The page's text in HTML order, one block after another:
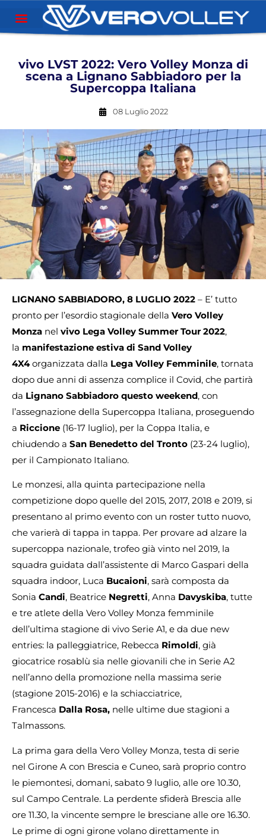
vivo LVST 2022: Vero Volley Monza di
scena a Lignano Sabbiadoro per la
Supercoppa Italiana
08 Luglio 2022
LIGNANO SABBIADORO, 8 LUGLIO 2022 – E’ tutto
pronto per l’esordio stagionale della Vero Volley
Monza nel vivo Lega Volley Summer Tour 2022,
la manifestazione estiva di Sand Volley
4X4organizzata dalla Lega Volley Femminile, tornata
dopo due anni di assenza complice il Covid, che partirà
da Lignano Sabbiadoro questo weekend, con
l’assegnazione della Supercoppa Italiana, proseguendo
a Riccione (16-17 luglio), per la Coppa Italia, e
chiudendo a San Benedetto del Tronto (23-24 luglio),
per il Campionato Italiano.
Le monzesi, alla quinta partecipazione nella
competizione dopo quelle del 2015, 2017, 2018 e 2019, si
presentano al primo evento con un roster tutto nuovo,
che varierà di tappa in tappa. Per provare ad alzare la
supercoppa nazionale, trofeo già vinto nel 2019, la
squadra guidata dall’assistente di Marco Gaspari della
squadra indoor, Luca Bucaioni, sarà composta da
Sonia Candi, Beatrice Negretti, Anna Davyskiba, tutte
e tre atlete della Vero Volley Monza femminile
dell’ultima stagione di vivo Serie A1, e da due new
entries: la palleggiatrice, Rebecca Rimoldi, già
giocatrice rosablù sia nelle giovanili che in Serie A2
nell’anno della promozione nella massima serie
(stagione 2015-2016) e la schiacciatrice,
Francesca Dalla Rosa, nelle ultime due stagioni a
Talmassons.
La prima gara della Vero Volley Monza, testa di serie
nel Girone A con Brescia e Cuneo, sarà proprio contro
le piemontesi, domani, sabato 9 luglio, alle ore 10.30,
sul Campo Centrale. La perdente sfiderà Brescia alle
ore 11.30, la vincente sempre le bresciane alle ore 16.30.
Le prime di ogni girone volano direttamente in